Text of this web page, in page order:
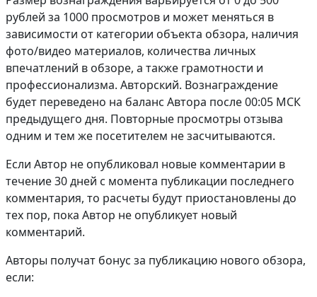
рублей за 1000 просмотров и может меняться в
зависимости от категории объекта обзора, наличия
фото/видео материалов, количества личных
впечатлений в обзоре, а также грамотности и
профессионализма. Авторский. Вознаграждение
будет переведено на баланс Автора после 00:05 МСК
предыдущего дня. Повторные просмотры отзыва
одним и тем же посетителем не засчитываются.
Если Автор не опубликовал новые комментарии в
течение 30 дней с момента публикации последнего
комментария, то расчеты будут приостановлены до
тех пор, пока Автор не опубликует новый
комментарий.
Авторы получат бонус за публикацию нового обзора,
если: